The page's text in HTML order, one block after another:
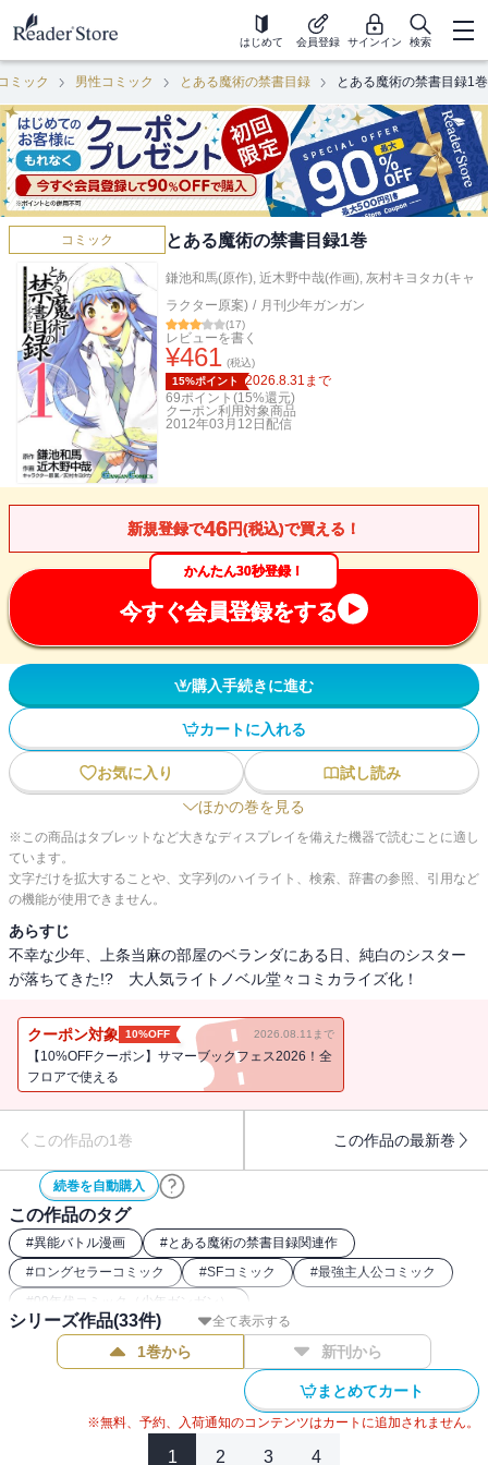
はじめて 会員登録 サインイン 検索
ミック 男性コミック とある魔術の禁書目録 とある魔術の禁書目録1巻
コミック とある魔術の禁書目録1巻
鎌池和馬(原作), 近木野中哉(作画), 灰村キヨタカ(キャ
ラクター原案) / 月刊少年ガンガン
(17)
レビューを書く
¥461 (税込)
15%ポイント
2026.8.31 まで
69ポイント(15%還元)
クーポン利用対象商品
2012年03月12日 配信
新規登録で46円(税込)で買える！
かんたん30秒登録！
今すぐ会員登録をする
購入手続きに進む
カートに入れる
お気に入り
試し読み
ほかの巻を見る
※この商品はタブレットなど大きなディスプレイを備えた機器で読むことに適し
ています。
文字だけを拡大することや、文字列のハイライト、検索、辞書の参照、引用など
の機能が使用できません。
あらすじ
不幸な少年、上条当麻の部屋のベランダにある日、純白のシスター
が落ちてきた!? 大人気ライトノベル堂々コミカライズ化！
クーポン対象 10%OFF 2026.08.11まで
【10%OFFクーポン】サマーブックフェス2026！全
フロアで使える
この作品の1巻 この作品の最新巻
続巻を自動購入
この作品のタグ
#異能バトル漫画 #とある魔術の禁書目録関連作
#ロングセラーコミック #SFコミック #最強主人公コミック
#00年代コミック（少年ガンガン）
全て表示する
シリーズ作品(33件)
1巻から 新刊から
まとめてカート
※無料、予約、入荷通知のコンテンツはカートに追加されません。
1 2 3 4